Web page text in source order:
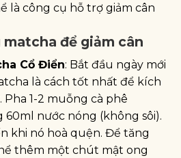
là công cụ hỗ trợ giảm cân
matcha để giảm cân
Cổ Điển: Bắt đầu ngày mới
là cách tốt nhất để kích
1-2 muỗng cà phê
60ml nước nóng (không sôi).
khi nó hoà quện. Để tăng
thêm một chút mật ong